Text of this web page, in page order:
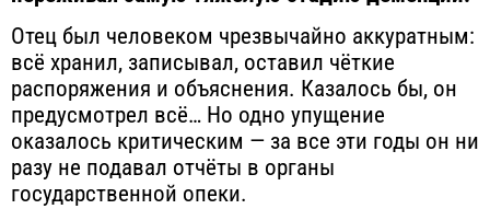
Отец был человеком чрезвычайно аккуратным:
всё хранил, записывал, оставил чёткие
распоряжения и объяснения. Казалось бы, он
предусмотрел всё… Но одно упущение
оказалось критическим — за все эти годы он ни
разу не подавал отчёты в органы
государственной опеки.